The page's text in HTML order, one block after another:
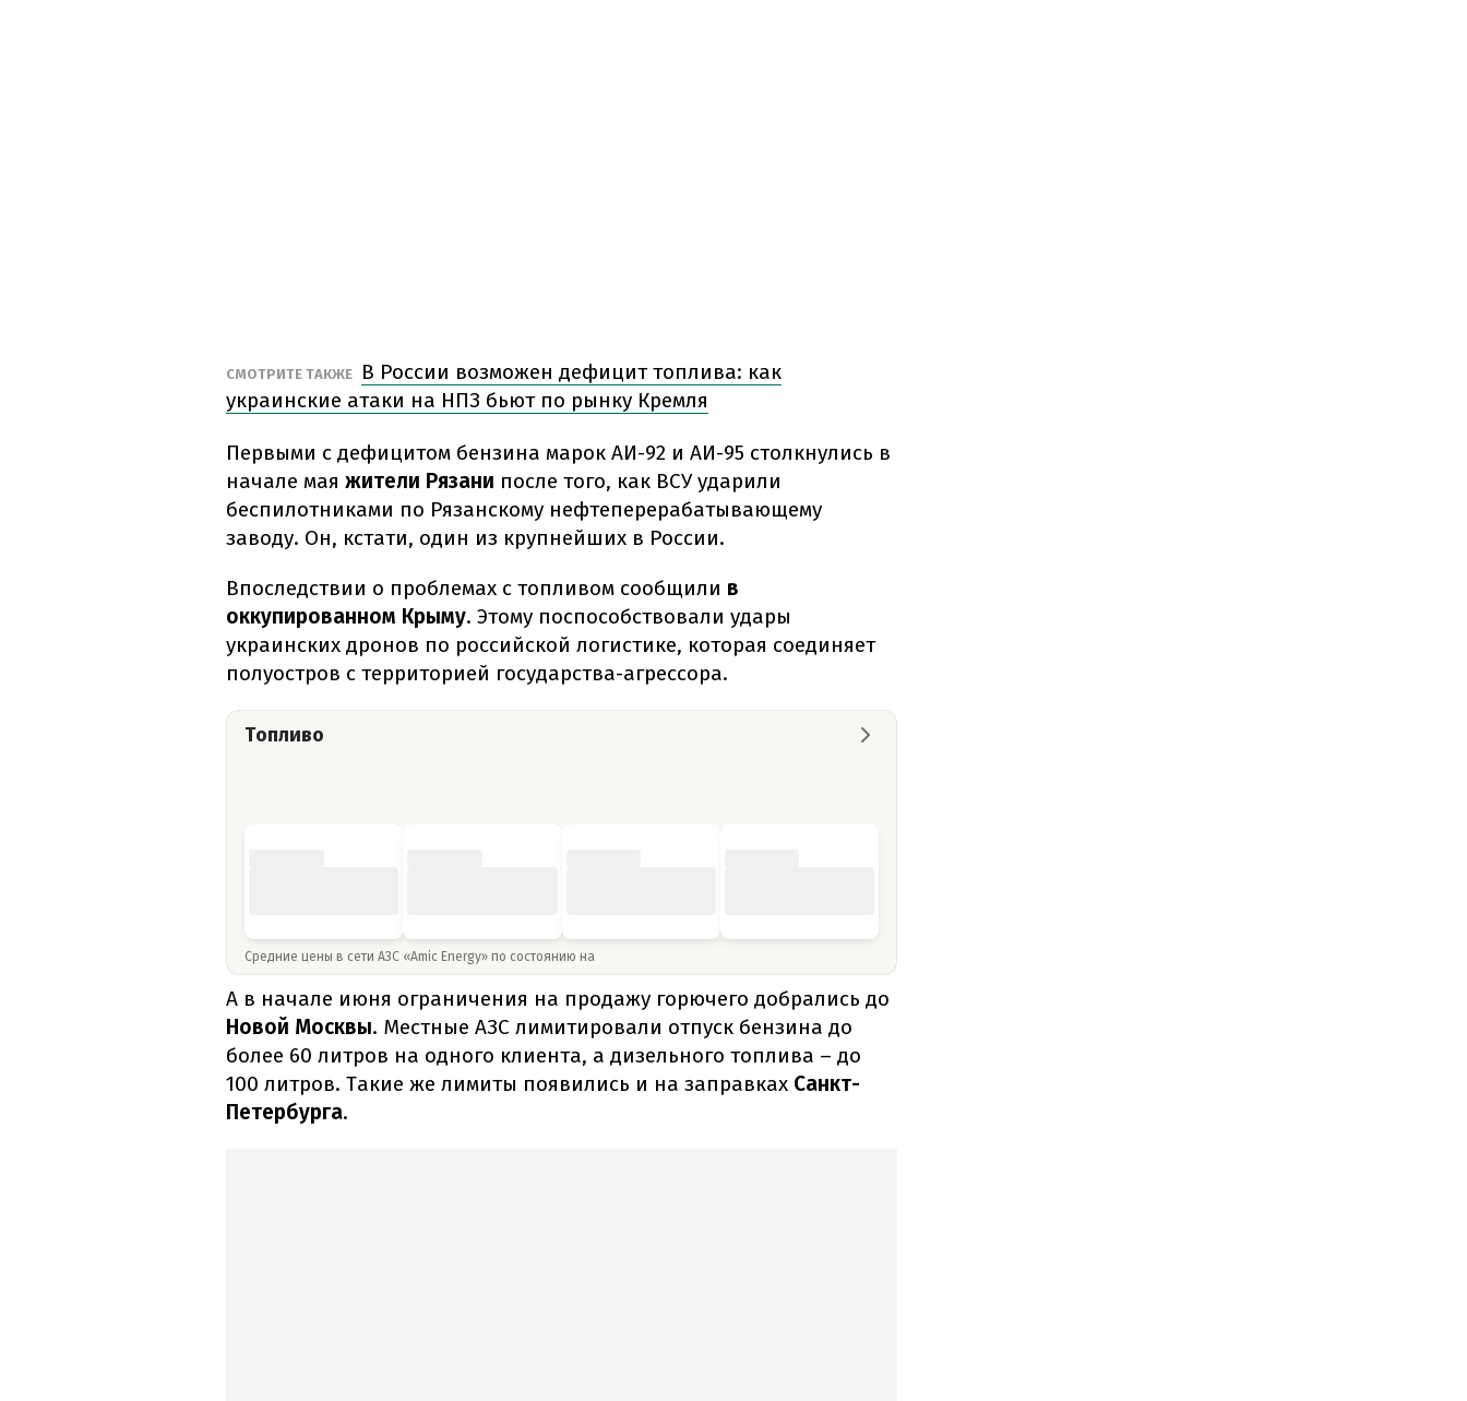
СМОТРИТЕ ТАКЖЕ
В России возможен дефицит топлива: как
украинские атаки на НПЗ бьют по рынку Кремля
Первыми с дефицитом бензина марок АИ-92 и АИ-95 столкнулись в
начале мая жители Рязани после того, как ВСУ ударили
беспилотниками по Рязанскому нефтеперерабатывающему
заводу. Он, кстати, один из крупнейших в России.
Впоследствии о проблемах с топливом сообщили в
оккупированном Крыму. Этому поспособствовали удары
украинских дронов по российской логистике, которая соединяет
полуостров с территорией государства-агрессора.
Топливо
Средние цены в сети АЗС «Amic Energy» по состоянию на
А в начале июня ограничения на продажу горючего добрались до
Новой Москвы. Местные АЗС лимитировали отпуск бензина до
более 60 литров на одного клиента, а дизельного топлива – до
100 литров. Такие же лимиты появились и на заправках Санкт-
Петербурга.